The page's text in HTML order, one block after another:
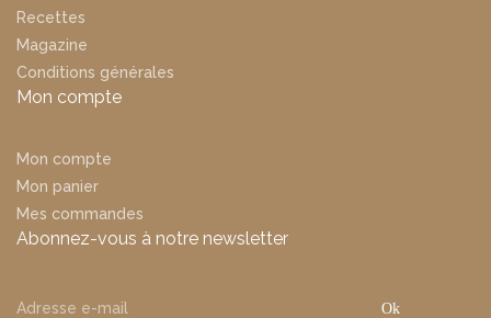
Recettes
Magazine
Conditions générales
Mon compte
Mon compte
Mon panier
Mes commandes
Abonnez-vous à notre newsletter
Ok